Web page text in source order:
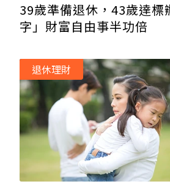
39歲準備退休，43歲達標
字」財富自由事半功倍
退休理財